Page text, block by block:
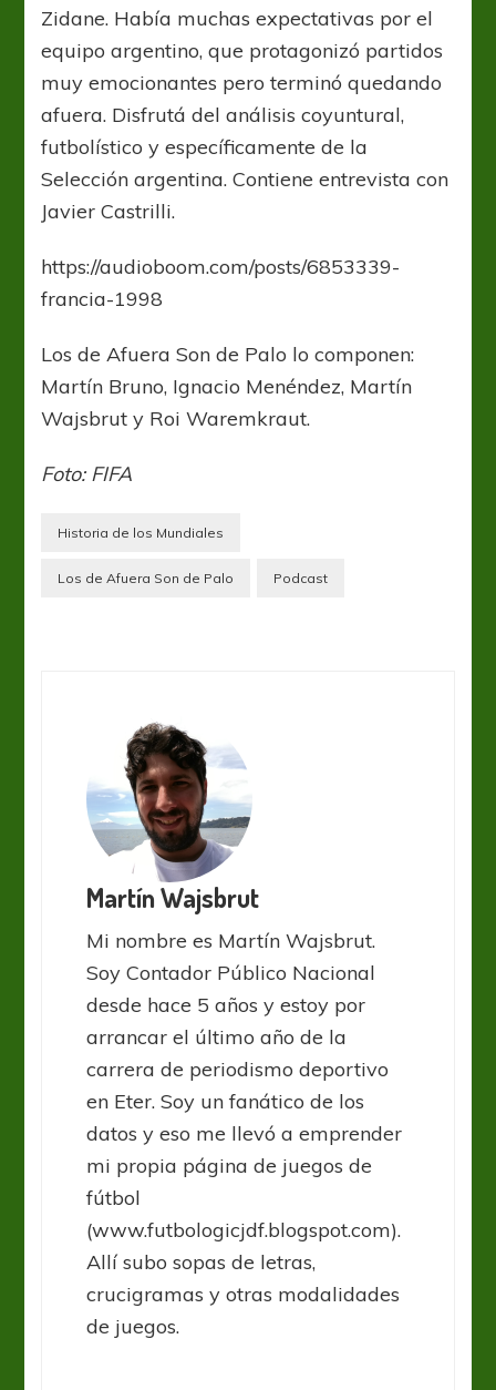
Zidane. Había muchas expectativas por el
equipo argentino, que protagonizó partidos
muy emocionantes pero terminó quedando
afuera. Disfrutá del análisis coyuntural,
futbolístico y específicamente de la
Selección argentina. Contiene entrevista con
Javier Castrilli.
https://audioboom.com/posts/6853339-
francia-1998
Los de Afuera Son de Palo lo componen:
Martín Bruno, Ignacio Menéndez, Martín
Wajsbrut y Roi Waremkraut.
Foto: FIFA
Historia de los Mundiales
Los de Afuera Son de Palo Podcast
Martín Wajsbrut
Mi nombre es Martín Wajsbrut.
Soy Contador Público Nacional
desde hace 5 años y estoy por
arrancar el último año de la
carrera de periodismo deportivo
en Eter. Soy un fanático de los
datos y eso me llevó a emprender
mi propia página de juegos de
fútbol
(www.futbologicjdf.blogspot.com).
Allí subo sopas de letras,
crucigramas y otras modalidades
de juegos.